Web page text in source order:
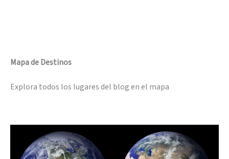
Mapa de Destinos
Explora todos los lugares del blog en el mapa